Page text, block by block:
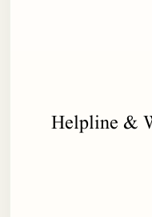
Helpline &